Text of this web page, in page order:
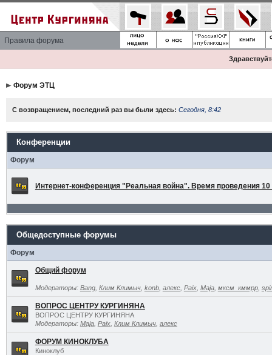
Правила форума
Форум ЭТЦ
С возвращением, последний раз вы были здесь: Сегодня, 8:42
Конференции
Форум
Интернет-конференция "Реальная война". Время проведения 10
Общедоступные форумы
Форум
Общий форум
Модераторы: Bang, Клим Климыч, konb, алекс, Paix, Maja, мксм_кммрр,
ВОПРОС ЦЕНТРУ КУРГИНЯНА
ВОПРОС ЦЕНТРУ КУРГИНЯНА
Модераторы: Maja, Paix, Клим Климыч, алекс
ФОРУМ КИНОКЛУБА
Киноклуб